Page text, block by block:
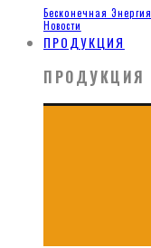
Бесконечная Энергия
Новости
ПРОДУКЦИЯ
ПРОДУКЦИЯ